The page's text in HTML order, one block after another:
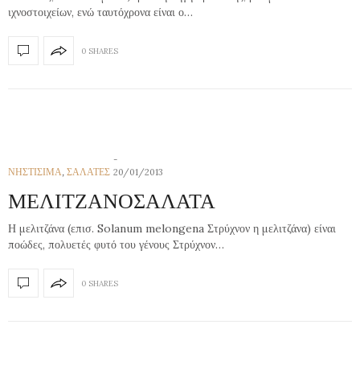
ιχνοστοιχείων, ενώ ταυτόχρονα είναι ο…
0 SHARES
ΝΗΣΤΙΣΙΜΑ, ΣΑΛΑΤΕΣ 20/01/2013
ΜΕΛΙΤΖΑΝΟΣΑΛΑΤΑ
Η μελιτζάνα (επισ. Solanum melongena Στρύχνον η μελιτζάνα) είναι
ποώδες, πολυετές φυτό του γένους Στρύχνον…
0 SHARES